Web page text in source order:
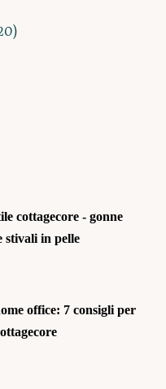
cottagecore - gonne
stivali in pelle
office: 7 consigli per